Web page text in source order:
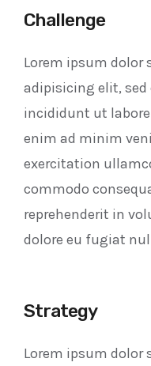
Challenge
Lorem ipsum dolor
adipisicing elit,
incididunt ut
enim ad minim
exercitation
commodo
reprehenderit in
dolore eu fugiat
Strategy
Lorem ipsum dolor